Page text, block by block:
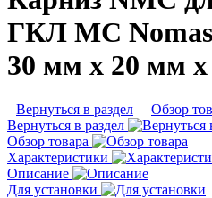
ГКЛ MC
30 мм х 20 мм
Вернуться в раздел Обзор
Вернуться в раздел
Обзор товара
Характеристики
Описание
Для установки